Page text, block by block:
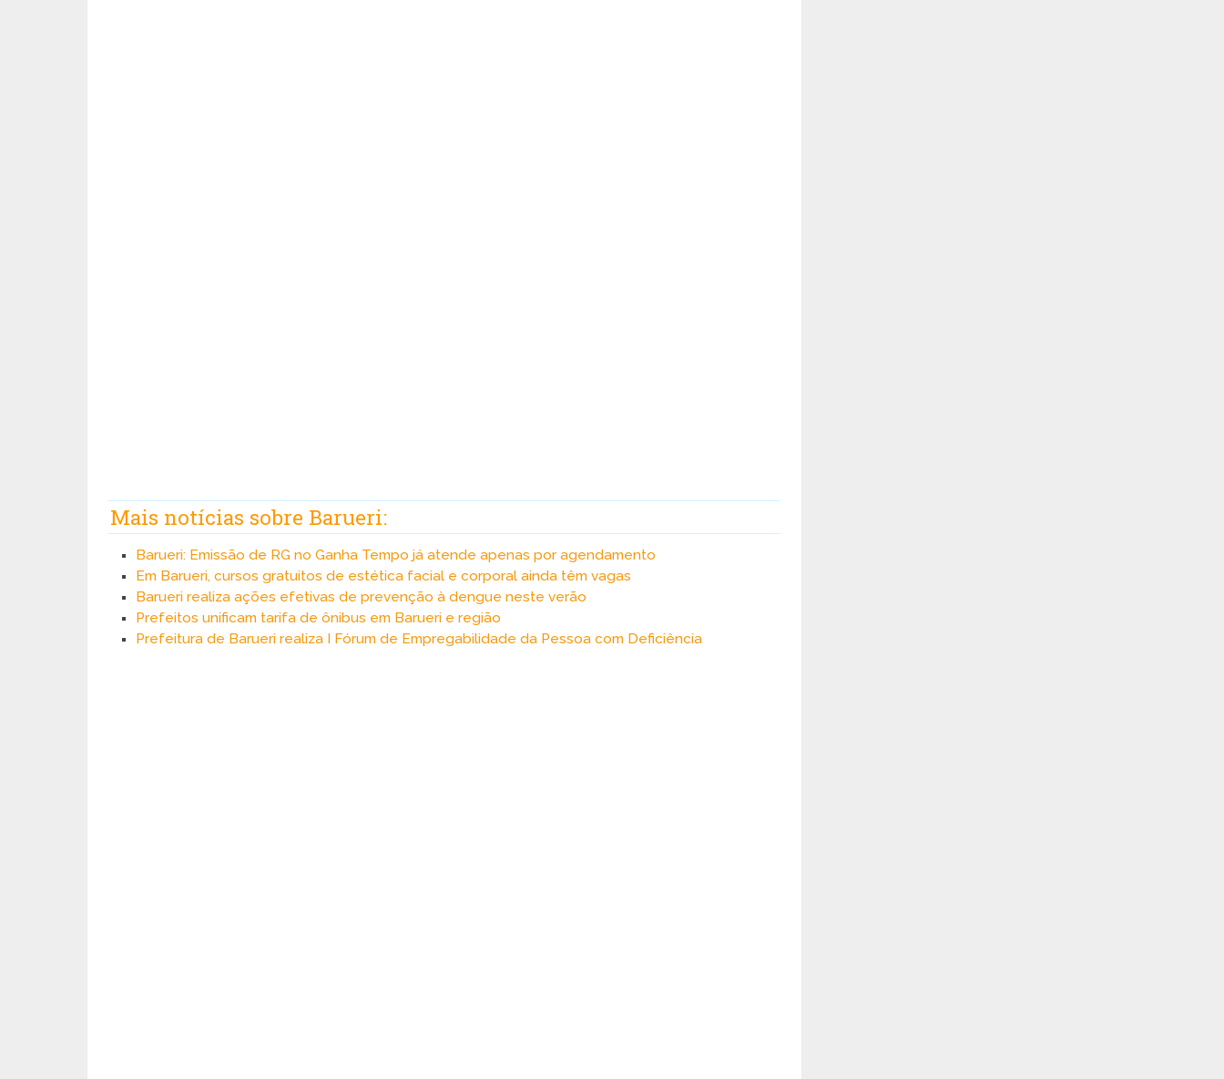
Mais notícias sobre Barueri:
Barueri: Emissão de RG no Ganha Tempo já atende apenas por agendamento
Em Barueri, cursos gratuitos de estética facial e corporal ainda têm vagas
Barueri realiza ações efetivas de prevenção à dengue neste verão
Prefeitos unificam tarifa de ônibus em Barueri e região
Prefeitura de Barueri realiza I Fórum de Empregabilidade da Pessoa com Deficiência